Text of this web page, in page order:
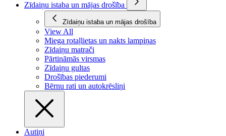
Zīdaiņu istaba un mājas drošība
Zīdaiņu istaba un mājas drošība
View All
Miega rotaļlietas un nakts lampiņas
Zīdaiņu matrači
Pārtināmās virsmas
Zīdaiņu gultas
Drošības piederumi
Bērnu rati un autokrēsliņi
Autiņi